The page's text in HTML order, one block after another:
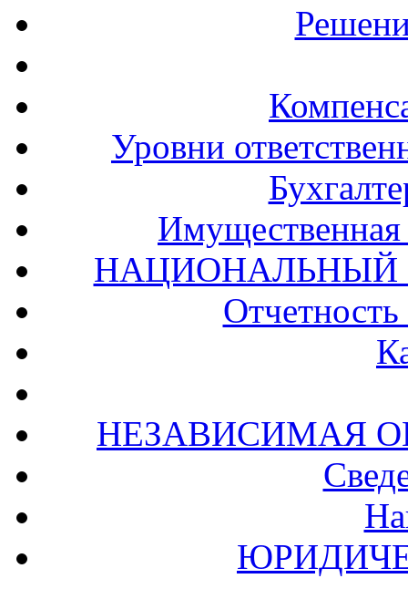
Уровни
Имущественная
НАЦИОНАЛЬНЫЙ
НЕЗАВИСИМАЯ